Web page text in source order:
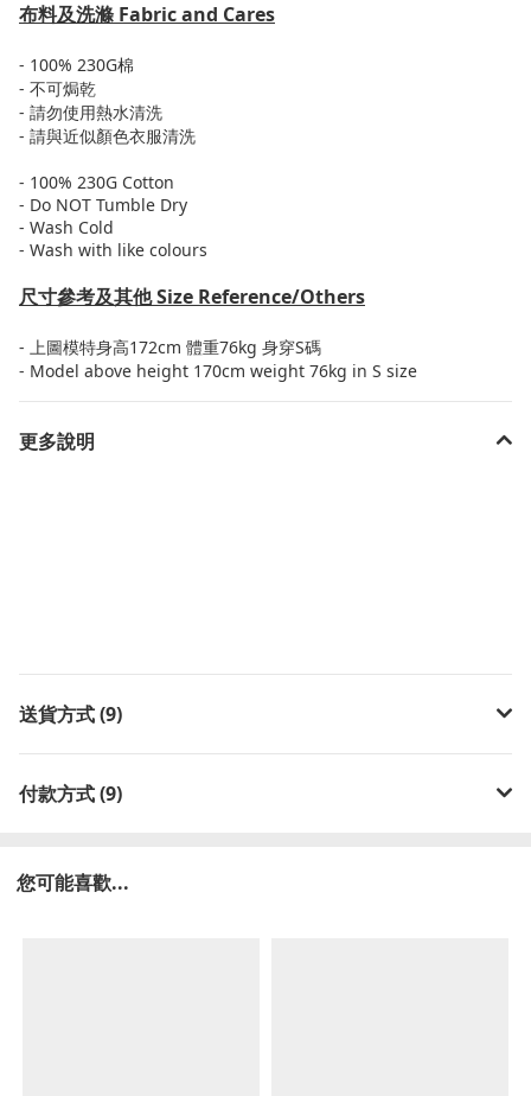
布料及洗滌 Fabric and Cares
- 100% 230G棉
- 不可焗乾
- 請勿使用熱水清洗
- 請與近似顏色衣服清洗
- 100% 230G Cotton
- Do NOT Tumble Dry
- Wash Cold
- Wash with like colours
尺寸參考及其他Size Reference/Others
- 上圖模特身高172cm 體重76kg 身穿S碼
- Model above height 170cm weight 76kg in S size
更多說明
送貨方式 (9)
付款方式 (9)
您可能喜歡...